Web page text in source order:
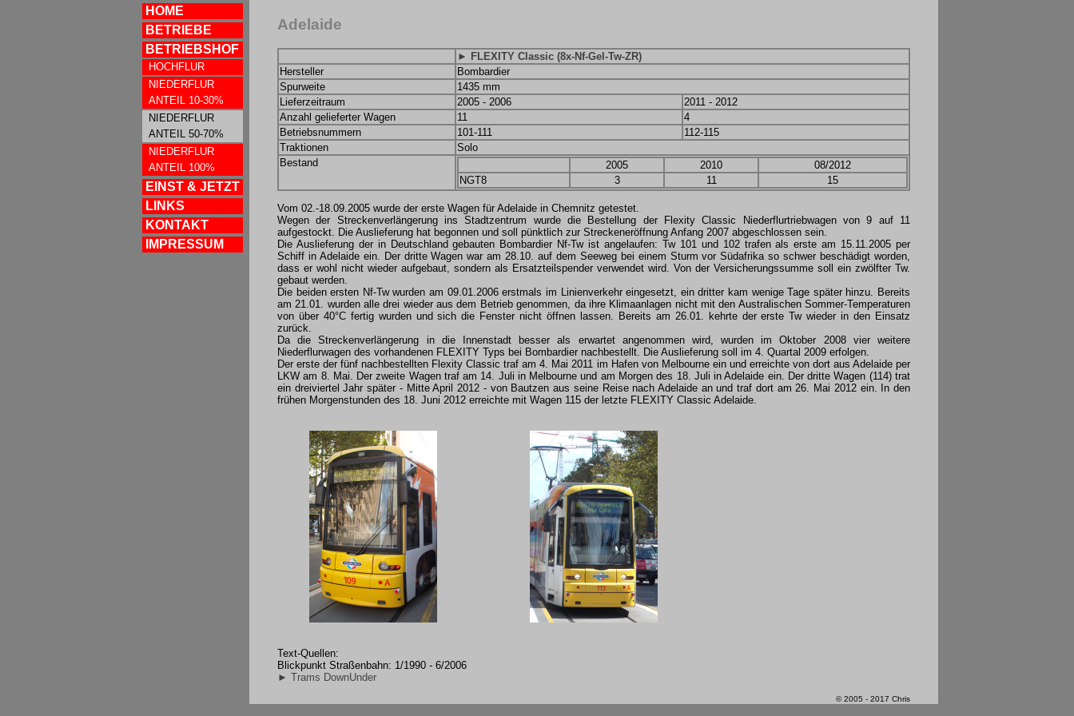
HOME
BETRIEBE
BETRIEBSHOF
HOCHFLUR
NIEDERFLUR
ANTEIL 10-30%
NIEDERFLUR
ANTEIL 50-70%
NIEDERFLUR
ANTEIL 100%
EINST & JETZT
LINKS
KONTAKT
IMPRESSUM
Adelaide
► FLEXITY Classic (8x-Nf-Gel-Tw-ZR)
Hersteller
Bombardier
Spurweite
1435 mm
Lieferzeitraum
2005 - 2006
2011 - 2012
Anzahl gelieferter Wagen
11
4
Betriebsnummern
101-111
112-115
Traktionen
Solo
Bestand
2005 2010
08/2012
NGT8
3 11 15
Vom 02.-18.09.2005 wurde der erste Wagen für Adelaide in Chemnitz getestet.
Wegen der Streckenverlängerung ins Stadtzentrum wurde die Bestellung der Flexity Classic Niederflurtriebwagen von 9 auf 11
aufgestockt. Die Auslieferung hat begonnen und soll pünktlich zur Streckeneröffnung Anfang 2007 abgeschlossen sein.
Die Auslieferung der in Deutschland gebauten Bombardier Nf-Tw ist angelaufen: Tw 101 und 102 trafen als erste am 15.11.2005 per
Schiff in Adelaide ein. Der dritte Wagen war am 28.10. auf dem Seeweg bei einem Sturm vor Südafrika so schwer beschädigt worden,
dass er wohl nicht wieder aufgebaut, sondern als Ersatzteilspender verwendet wird. Von der Versicherungssumme soll ein zwölfter Tw.
gebaut werden.
Die beiden ersten Nf-Tw wurden am 09.01.2006 erstmals im Linienverkehr eingesetzt, ein dritter kam wenige Tage später hinzu. Bereits
am 21.01. wurden alle drei wieder aus dem Betrieb genommen, da ihre Klimaanlagen nicht mit den Australischen Sommer-Temperaturen
von über 40°C fertig wurden und sich die Fenster nicht öffnen lassen. Bereits am 26.01. kehrte der erste Tw wieder in den Einsatz
zurück.
Da die Streckenverlängerung in die Innenstadt besser als erwartet angenommen wird, wurden im Oktober 2008 vier weitere
Niederflurwagen des vorhandenen FLEXITY Typs bei Bombardier nachbestellt. Die Auslieferung soll im 4. Quartal 2009 erfolgen.
Der erste der fünf nachbestellten Flexity Classic traf am 4. Mai 2011 im Hafen von Melbourne ein und erreichte von dort aus Adelaide per
LKW am 8. Mai. Der zweite Wagen traf am 14. Juli in Melbourne und am Morgen des 18. Juli in Adelaide ein. Der dritte Wagen (114) trat
ein dreiviertel Jahr später - Mitte April 2012 - von Bautzen aus seine Reise nach Adelaide an und traf dort am 26. Mai 2012 ein. In den
frühen Morgenstunden des 18. Juni 2012 erreichte mit Wagen 115 der letzte FLEXITY Classic Adelaide.
Text-Quellen:
Blickpunkt Straßenbahn: 1/1990 - 6/2006
► Trams DownUnder
© 2005 - 2017 Chris